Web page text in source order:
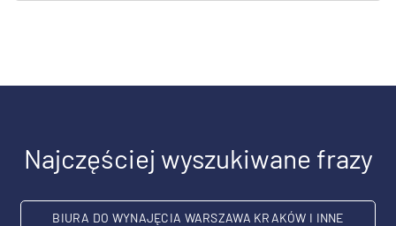
Najczęściej wyszukiwane frazy
BIURA DO WYNAJĘCIA WARSZAWA KRAKÓW I INNE